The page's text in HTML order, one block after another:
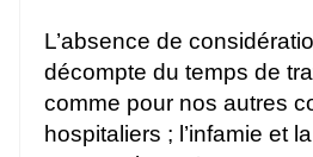
L’absence de
décompte du temps de
comme pour nos autres
hospitaliers ; l’infamie et